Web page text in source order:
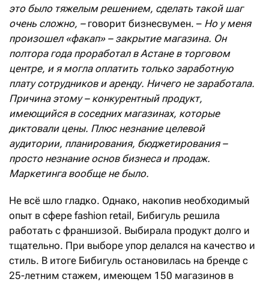
это было тяжелым решением, сделать такой шаг
очень сложно, – говорит бизнесвумен. – Но уменя
произошел «факап» – закрытие магазина. Он
полтора года проработалв Астане в торговом
центре, и ямогла оплатить только заработную
платусотрудников и аренду. Ничего не заработала.
Причина этому – конкурентный продукт,
имеющийся в соседних магазинах, которые
диктовали цены. Плюс незнание целевой
аудитории, планирования, бюджетирования –
просто незнание основ бизнеса и продаж.
Маркетинга вообще не было.
Не всё шло гладко. Однако, накопив необходимый
опыт в сфере fashion retail, Бибигуль решила
работать с франшизой. Выбирала продукт долго и
тщательно. При выборе упор делался на качество и
стиль. В итоге Бибигуль остановилась на бренде с
25-летним стажем, имеющем 150 магазинов в